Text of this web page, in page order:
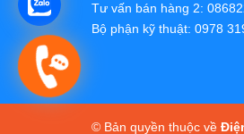
Tư vấn bán hàng 2:
Bộ phận kỹ thuật: 0978
© Bản quyền thuộc về